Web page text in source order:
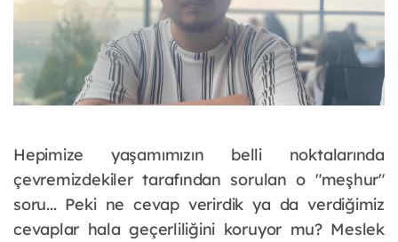
Hepimize yaşamımızın belli noktalarında
çevremizdekiler tarafından sorulan o "meşhur"
soru... Peki ne cevap verirdik ya da verdiğimiz
cevaplar hala geçerliliğini koruyor mu? Meslek